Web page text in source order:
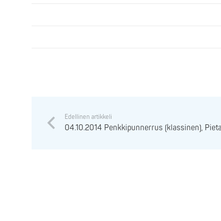
Edellinen artikkeli
04.10.2014 Penkkipunnerrus (klassinen),